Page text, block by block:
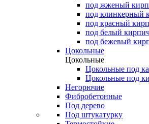
под жженый
под клинкерный
под красный
под белый
под бежевый
Цокольные
Цокольные
Цокольные под
Цокольные под
Негорючие
Фибробетонные
Под дерево
Под штукатурку